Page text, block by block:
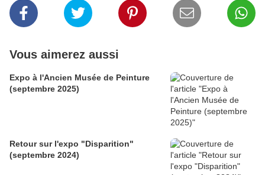
Vous aimerez aussi
Expo à l'Ancien Musée de Peinture
(septembre 2025)
Retour sur l'expo "Disparition"
(septembre 2024)